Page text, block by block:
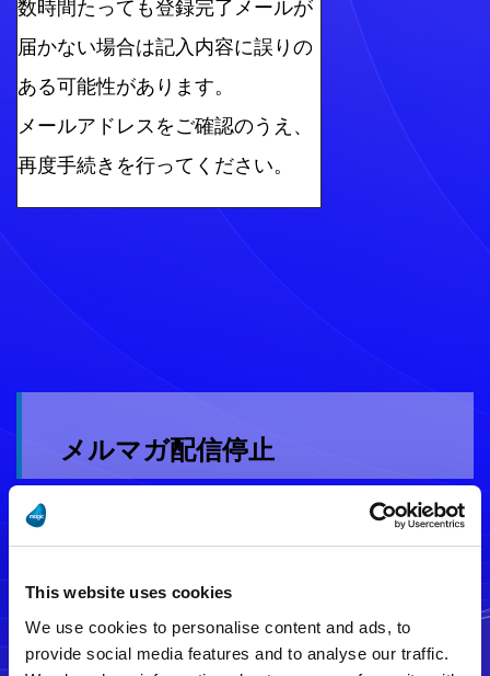
This website uses cookies
We use cookies to personalise content and ads, to
provide social media features and to analyse our traffic.
数時間たっても登録完了メールが
届かない場合は記入内容に誤りの
ある可能性があります。
メールアドレスをご確認のうえ、
再度手続きを行ってください。
メルマガ配信停止